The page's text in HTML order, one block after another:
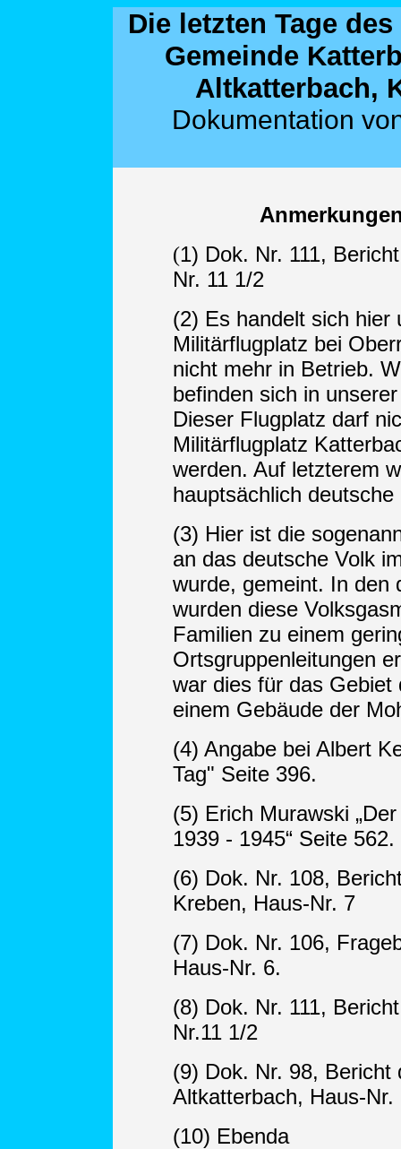
Die letzten Tage
Gemeinde
Altkatterbach,
Dokumentation
(1) Dok. Nr. 111,
Nr. 11 1/2
(2) Es handelt sich hier
Militärflugplatz bei
nicht mehr in Betrieb.
befinden sich in
Dieser Flugplatz darf
Militärflugplatz
werden. Auf letzterem
hauptsächlich
(3) Hier ist die
an das deutsche Volk
wurde, gemeint. In den
wurden diese
Familien zu einem
Ortsgruppenleitungen
war dies für das
einem Gebäude der
(4) Angabe bei Albert
Tag" Seite 396.
(5) Erich Murawski
1939 - 1945“ Seite 562.
(6) Dok. Nr. 108,
Kreben, Haus-Nr. 7
(7) Dok. Nr. 106,
Haus-Nr. 6.
(8) Dok. Nr. 111,
Nr.11 1/2
(9) Dok. Nr. 98, Bericht
Altkatterbach, Haus-
(10) Ebenda